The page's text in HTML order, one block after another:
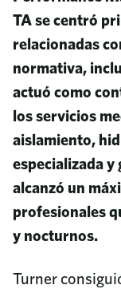
TA se centró
relacionadas
normativa,
actuó como
los servicios
aislamiento,
especializada
alcanzó un
profesionales
y nocturnos.
Turner